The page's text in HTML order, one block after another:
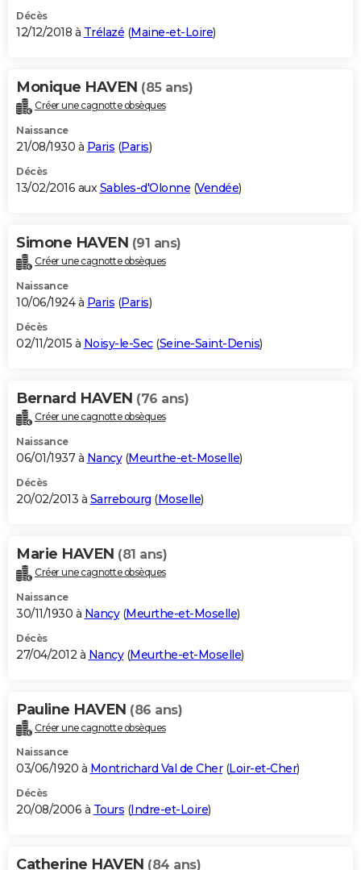
Décès
12/12/2018 à Trélazé (Maine-et-Loire)
Monique HAVEN (85 ans)
Créer une cagnotte obsèques
Naissance
21/08/1930 à Paris (Paris)
Décès
13/02/2016 auxSables-d'Olonne (Vendée)
Simone HAVEN (91 ans)
Créer une cagnotte obsèques
Naissance
10/06/1924 à Paris (Paris)
Décès
02/11/2015 à Noisy-le-Sec(Seine-Saint-Denis)
Bernard HAVEN (76 ans)
Créer une cagnotte obsèques
Naissance
06/01/1937 à Nancy(Meurthe-et-Moselle)
Décès
20/02/2013 à Sarrebourg (Moselle)
Marie HAVEN (81 ans)
Créer une cagnotte obsèques
Naissance
30/11/1930 à Nancy(Meurthe-et-Moselle)
Décès
27/04/2012 à Nancy(Meurthe-et-Moselle)
Pauline HAVEN (86 ans)
Créer une cagnotte obsèques
Naissance
03/06/1920 à Montrichard Val de Cher(Loir-et-Cher)
Décès
20/08/2006 à Tours (Indre-et-Loire)
Catherine HAVEN (84 ans)